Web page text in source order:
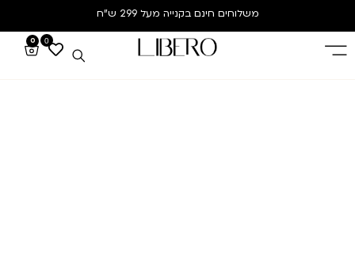
משלוחים חינם בקנייה מעל 299 ש”ח
0
0